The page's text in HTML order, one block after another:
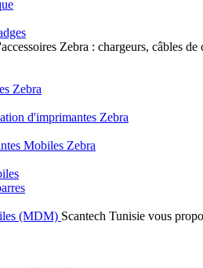
Zebra : chargeurs, câbles
Zebra
d'imprimantes Zebra
Mobiles Zebra
(MDM) Scantech Tunisie vous